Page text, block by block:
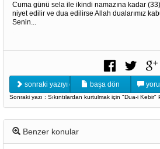
Cuma günü sela ile ikindi namazına kadar
niyet edilir ve dua edilirse Allah dualarımız
Senin...
sonraki yazıyı oku başa dön
Sonraki yazı : Sıkıntılardan kurtulmak için "Dua-i
Benzer konular